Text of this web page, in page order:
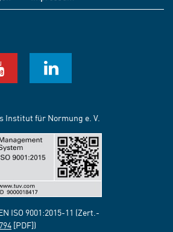
Institut für Normung e. V.
ISO 9001:2015-11 (Zert.-
[PDF])